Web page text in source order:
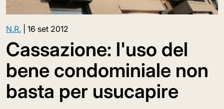
N.R. 16 set 2012
Cassazione: l'uso del
bene condominiale non
basta per usucapire